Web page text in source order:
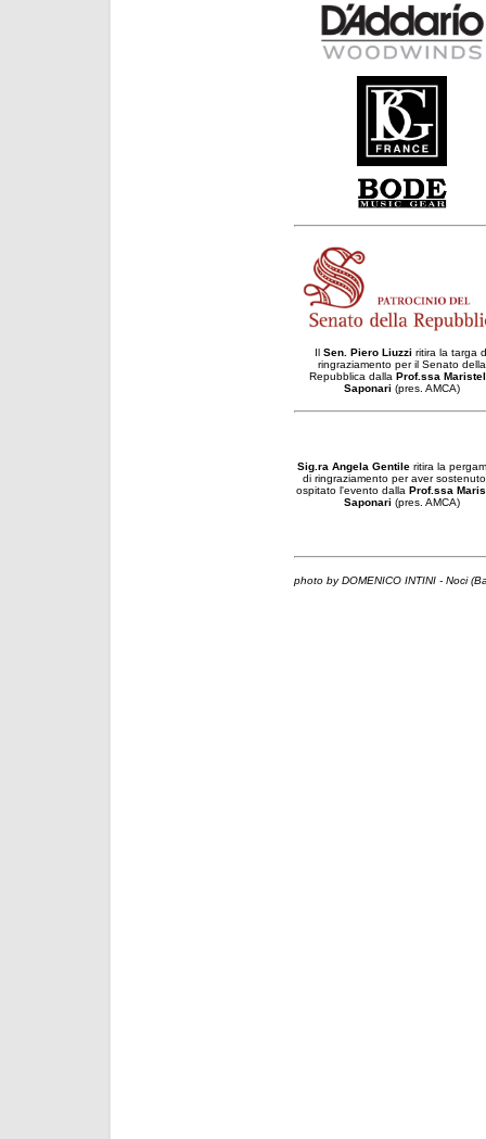
Il Sen. Piero Liuzzi ritira la targa
ringraziamento per il Senato della
Repubblica dalla Prof.ssa
Saponari (pres. AMCA)
Sig.ra Angela Gentile ritira la
di ringraziamento per aver
ospitato l'evento dalla Prof.ssa
Saponari (pres. AMCA)
photo by DOMENICO INTINI - Noci